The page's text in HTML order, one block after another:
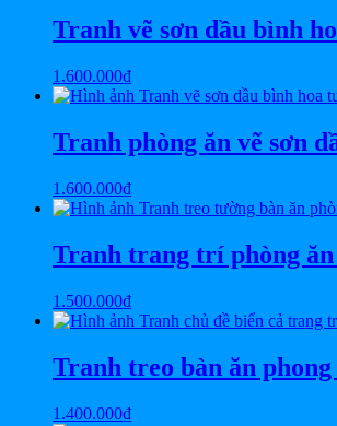
Tranh vẽ sơn dầu bình
1.600.000₫
Tranh phòng ăn vẽ sơn
1.600.000₫
Tranh trang trí phòng ăn
1.500.000₫
Tranh treo bàn ăn
1.400.000₫